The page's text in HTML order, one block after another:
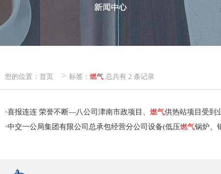
您的位置： 首页 > 标签： 燃气 总共有 2 条记录
·喜报连连 荣誉不断—八公司津南市政项目、 燃气供热站项目受到
·中交一公局集团有限公司总承包经营分公司设备(低压燃气锅炉、